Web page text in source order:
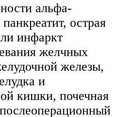
альфа-
острая
инфаркт
желчных
железы,
и
кишки, почечная